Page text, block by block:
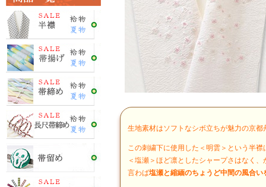
生地素材はソフトなシボ立ちが魅力の京都
この刺繍下に使用した＜明雲＞という半襟
＜塩瀬＞ほど凛としたシャープさはなく
言わば塩瀬と縮緬のちょうど中間の風合い